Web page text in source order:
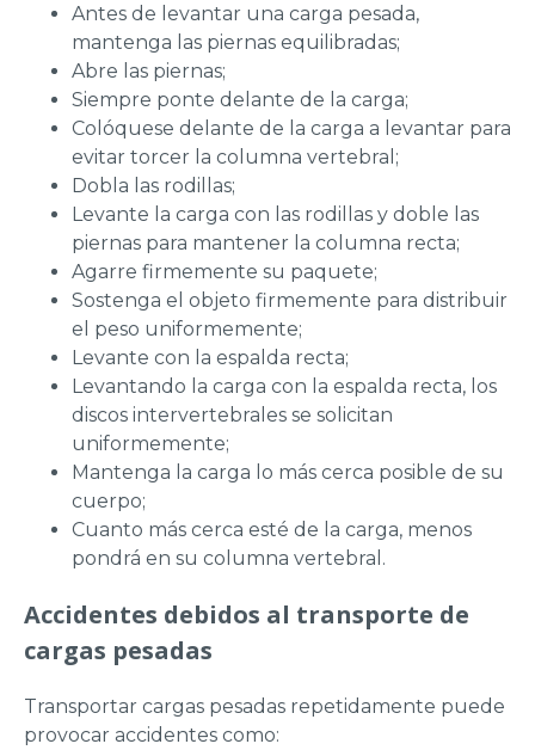
Antes de levantar una carga pesada,
mantenga las piernas equilibradas;
Abre las piernas;
Siempre ponte delante de la carga;
Colóquese delante de la carga a levantar para
evitar torcer la columna vertebral;
Dobla las rodillas;
Levante la carga con las rodillas y doble las
piernas para mantener la columna recta;
Agarre firmemente su paquete;
Sostenga el objeto firmemente para distribuir
el peso uniformemente;
Levante con la espalda recta;
Levantando la carga con la espalda recta, los
discos intervertebrales se solicitan
uniformemente;
Mantenga la carga lo más cerca posible de su
cuerpo;
Cuanto más cerca esté de la carga, menos
pondrá en su columna vertebral.
Accidentes debidos al transporte de
cargas pesadas
Transportar cargas pesadas repetidamente puede
provocar accidentes como: